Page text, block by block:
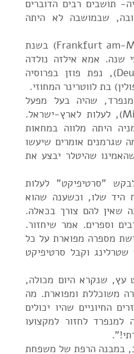
תושבים רבים הדוברים
שבמושבה לא היתה
אבא מנפרד נולד בפרנקפורט אם מיין (Frankfurt am-Mein) בשנת
שנה. אמא אילזה נולדה
בשנת 1901 בדויטש קרונה (Deutsch Krone), נפת פוזן בפרוסיה
לשלטון ב-1933 החליט מנפרד, שהיה בעל מפעל
טקסטיל ברובע מִיטֶה בברלין (Mitte, Berlin), לעלות לארץ-ישראל.
היתה מלווה במחאות
שגרמנים אומרים שיעשו
שהיטלר יבצע את
"סרטיפיקט" לעלות
שלו, וכשענה שהוא
שאין להם צורך בכאלה.
וספרים. אמר שיחזור.
מספרה מפוארת על כל
ציודה, חזר לשגרירות הבריטית, שילם 1000 שטרלינג וקבל סרטיפיקט
עץ, שנקרא היום מכולה,
משוכללת ומפוארת. מה
החיוניים שהיו יכולים
לחזור למקצועו
היום דרך הנדיב, במבנה הרפת של משפחת